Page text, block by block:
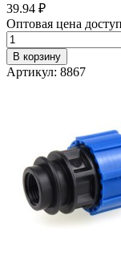
39.94 ₽
Оптовая цена
В корзину
Артикул: 8867